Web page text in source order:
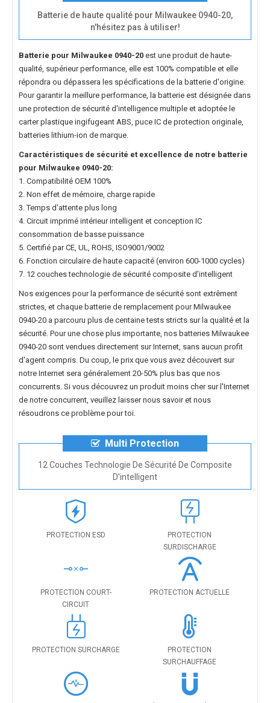
Batterie de haute qualité pour Milwaukee 0940-20,
n'hésitez pas à utiliser!
Batterie pour Milwaukee 0940-20 est une produit de haute-
qualité, supérieur performance, elle est 100% compatible et elle
répondra ou dépassera les spécifications de la batterie d'origine.
Pour garantir la meillure performance, la batterie est désignée dans
une protection de sécurité d'intelligence multiple et adoptée le
carter plastique ingifugeant ABS, puce IC de protection originale,
batteries lithium-ion de marque.
Caractéristiques de sécurité et excellence de notre batterie
pour Milwaukee 0940-20:
1. Compatibilité OEM 100%
2. Non effet de mémoire, charge rapide
3. Temps d'attente plus long
4. Circuit imprimé intérieur intelligent et conception IC
consommation de basse puissance
5. Certifié par CE, UL, ROHS, ISO9001/9002
6. Fonction circulaire de haute capacité (environ 600-1000 cycles)
7. 12 couches technologie de sécurité composite d'intelligent
Nos exigences pour la performance de sécurité sont extrêment
strictes, et chaque batterie de remplacement pour Milwaukee
0940-20 a parcouru plus de centaine tests stricts sur la qualité et la
sécurité. Pour une chose plus importante, nos batteries Milwaukee
0940-20 sont vendues directement sur Internet, sans aucun profit
d'agent compris. Du coup, le prix que vous avez découvert sur
notre Internet sera généralement 20-50% plus bas que nos
concurrents. Si vous découvrez un produit moins cher sur l'Internet
de notre concurrent, veuillez laisser nous savoir et nous
résoudrons ce problème pour toi.
Multi Protection
12 Couches Technologie De Sécurité De Composite
D'intelligent
PROTECTION ESD
PROTECTION
SURDISCHARGE
PROTECTION COURT-
CIRCUIT
PROTECTION ACTUELLE
PROTECTION SURCHARGE
PROTECTION
SURCHAUFFAGE